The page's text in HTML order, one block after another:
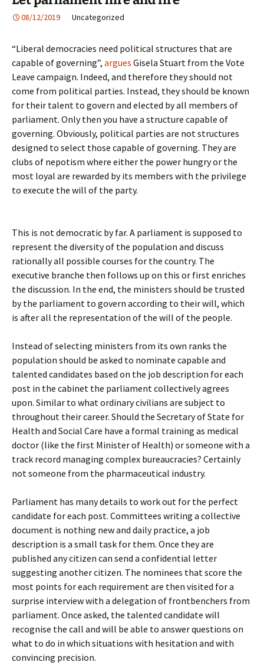
08/12/2019 Uncategorized
“Liberal democracies need political structures that are
capable of governing”, argues Gisela Stuart from the Vote
Leave campaign. Indeed, and therefore they should not
come from political parties. Instead, they should be known
for their talent to govern and elected by all members of
parliament. Only then you have a structure capable of
governing. Obviously, political parties are not structures
designed to select those capable of governing. They are
clubs of nepotism where either the power hungry or the
most loyal are rewarded by its members with the privilege
to execute the will of the party.
This is not democratic by far. A parliament is supposed to
represent the diversity of the population and discuss
rationally all possible courses for the country. The
executive branche then follows up on this or first enriches
the discussion. In the end, the ministers should be trusted
by the parliament to govern according to their will, which
is after all the representation of the will of the people.
Instead of selecting ministers from its own ranks the
population should be asked to nominate capable and
talented candidates based on the job description for each
post in the cabinet the parliament collectively agrees
upon. Similar to what ordinary civilians are subject to
throughout their career. Should the Secretary of State for
Health and Social Care have a formal training as medical
doctor (like the first Minister of Health) or someone with a
track record managing complex bureaucracies? Certainly
not someone from the pharmaceutical industry.
Parliament has many details to work out for the perfect
candidate for each post. Committees writing a collective
document is nothing new and daily practice, a job
description is a small task for them. Once they are
published any citizen can send a confidential letter
suggesting another citizen. The nominees that score the
most points for each requirement are then visited for a
surprise interview with a delegation of frontbenchers from
parliament. Once asked, the talented candidate will
recognise the call and will be able to answer questions on
what to do in which situations with hesitation and with
convincing precision.